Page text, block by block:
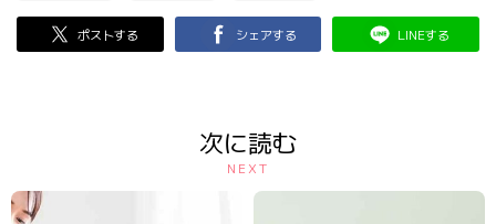
ポストする シェアする LINEする
次に読む
NEXT